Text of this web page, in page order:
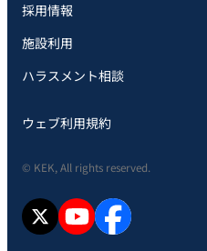
採用情報
施設利用
ハラスメント相談
ウェブ利用規約
© KEK, All rights reserved.
X YouTubefacebook